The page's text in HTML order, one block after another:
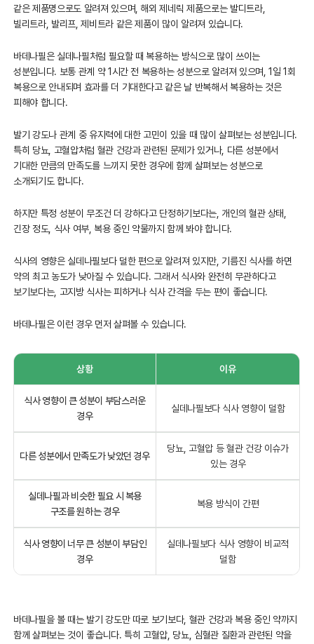
같은 제품명으로도 알려져 있으며, 해외 제네릭 제품으로는 발디트라,
빌리트라, 발리프, 제비트라 같은 제품이 많이 알려져 있습니다.
바데나필은 실데나필처럼 필요할 때 복용하는 방식으로 많이 쓰이는
성분입니다. 보통 관계 약 1시간 전 복용하는 성분으로 알려져 있으며, 1일 1회
복용으로 안내되며 효과를 더 기대한다고 같은 날 반복해서 복용하는 것은
피해야 합니다.
발기 강도나 관계 중 유지력에 대한 고민이 있을 때 많이 살펴보는 성분입니다.
특히 당뇨, 고혈압처럼 혈관 건강과 관련된 문제가 있거나, 다른 성분에서
기대한 만큼의 만족도를 느끼지 못한 경우에 함께 살펴보는 성분으로
소개되기도 합니다.
하지만 특정 성분이 무조건 더 강하다고 단정하기보다는, 개인의 혈관 상태,
긴장 정도, 식사 여부, 복용 중인 약물까지 함께 봐야 합니다.
식사의 영향은 실데나필보다 덜한 편으로 알려져 있지만, 기름진 식사를 하면
약의 최고 농도가 낮아질 수 있습니다. 그래서 식사와 완전히 무관하다고
보기보다는, 고지방 식사는 피하거나 식사 간격을 두는 편이 좋습니다.
바데나필은 이런 경우 먼저 살펴볼 수 있습니다.
상황 이유
식사 영향이 큰 성분이 부담스러운
경우
실데나필보다 식사 영향이 덜함
다른 성분에서 만족도가 낮았던 경우
당뇨, 고혈압 등 혈관 건강 이슈가
있는 경우
실데나필과 비슷한 필요 시 복용
구조를 원하는 경우
복용 방식이 간편
식사 영향이 너무 큰 성분이 부담인
경우
실데나필보다 식사 영향이 비교적
덜함
바데나필을 볼 때는 발기 강도만 따로 보기보다, 혈관 건강과 복용 중인 약까지
함께 살펴보는 것이 좋습니다. 특히 고혈압, 당뇨, 심혈관 질환과 관련된 약을